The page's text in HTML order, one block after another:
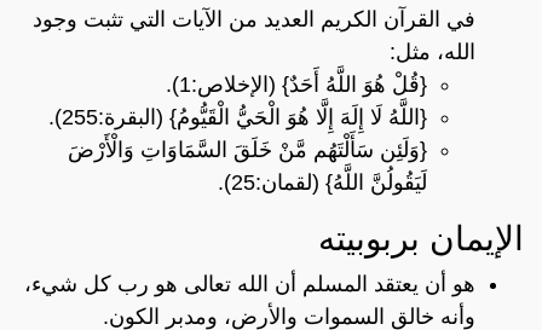
في القرآن الكريم العديد من الآيات التي تثبت وجود
الله، مثل:
{قُلْ هُوَ اللَّهُ أَحَدٌ} (الإخلاص:1).
{اللَّهُ لَا إِلَهَ إِلَّا هُوَ الْحَيُّ الْقَيُّومُ} (البقرة:255).
{وَلَئِن سَأَلْتَهُم مَّنْ خَلَقَ السَّمَاوَاتِ وَالْأَرْضَ
لَيَقُولُنَّ اللَّهُ} (لقمان:25).
الإيمان بربوبيته
هو أن يعتقد المسلم أن الله تعالى هو رب كل شيء،
وأنه خالق السموات والأرض، ومدبر الكون.